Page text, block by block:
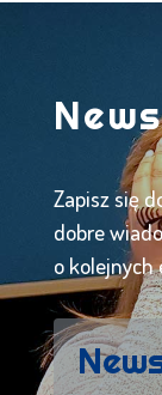
Zapisz się
dobre
o kolejnych